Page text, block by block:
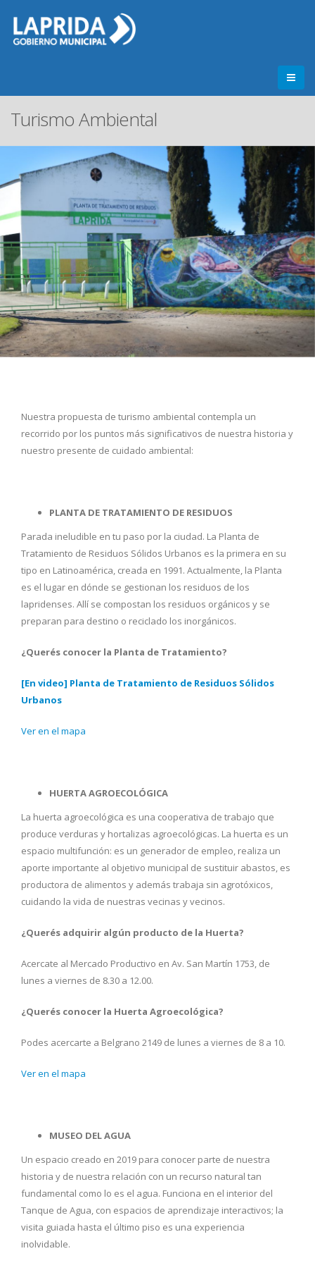
Turismo Ambiental
Nuestra propuesta de turismo ambiental contempla un
recorrido por los puntos más significativos de nuestra historia y
nuestro presente de cuidado ambiental:
PLANTA DE TRATAMIENTO DE RESIDUOS
Parada ineludible en tu paso por la ciudad. La Planta de
Tratamiento de Residuos Sólidos Urbanos es la primera en su
tipo en Latinoamérica, creada en 1991. Actualmente, la Planta
es el lugar en dónde se gestionan los residuos de los
lapridenses. Allí se compostan los residuos orgánicos y se
preparan para destino o reciclado los inorgánicos.
¿Querés conocer la Planta de Tratamiento?
[En video] Planta de Tratamiento de Residuos Sólidos
Urbanos
Ver en el mapa
HUERTA AGROECOLÓGICA
La huerta agroecológica es una cooperativa de trabajo que
produce verduras y hortalizas agroecológicas. La huerta es un
espacio multifunción: es un generador de empleo, realiza un
aporte importante al objetivo municipal de sustituir abastos, es
productora de alimentos y además trabaja sin agrotóxicos,
cuidando la vida de nuestras vecinas y vecinos.
¿Querés adquirir algún producto de la Huerta?
Acercate al Mercado Productivo en Av. San Martín 1753, de
lunes a viernes de 8.30 a 12.00.
¿Querés conocer la Huerta Agroecológica?
Podes acercarte a Belgrano 2149 de lunes a viernes de 8 a 10.
Ver en el mapa
MUSEO DEL AGUA
Un espacio creado en 2019 para conocer parte de nuestra
historia y de nuestra relación con un recurso natural tan
fundamental como lo es el agua. Funciona en el interior del
Tanque de Agua, con espacios de aprendizaje interactivos; la
visita guiada hasta el último piso es una experiencia
inolvidable.